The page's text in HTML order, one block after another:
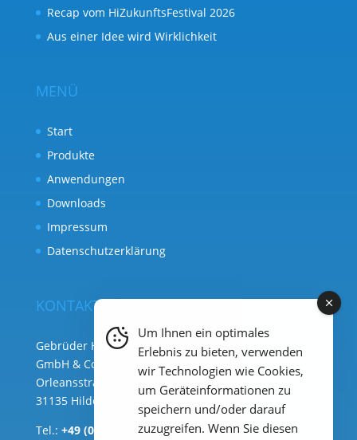
Recap vom HiZukunftsFestival 2026
Aus einer Idee wird Wirklichkeit
MENÜ
Start
Produkte
Anwendungen
Downloads
Impressum
Datenschutzerklärung
KONTAKT
Gebrüder Heyl Analysentechnik
GmbH & Co. KG ( Hauptsitz )
Orleansstraße 75b
31135 Hildesheim
Tel.: +49 (0) 51 21 289 33 – 0
Um Ihnen ein optimales
Erlebnis zu bieten, verwenden
wir Technologien wie Cookies,
um Geräteinformationen zu
speichern und/oder darauf
zuzugreifen. Wenn Sie diesen